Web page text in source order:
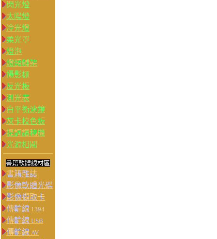
閃光燈
太陽燈
冷光燈
柔光罩
燈泡
燈類輔架
攝影棚
反光板
測光表
白平衡濾鏡
灰卡校色板
提詞讀稿機
光源相關
書籍軟體線材區
書籍雜誌
影像軟體光碟
影像擷取卡
傳輸線 1394
傳輸線 USB
傳輸線 AV